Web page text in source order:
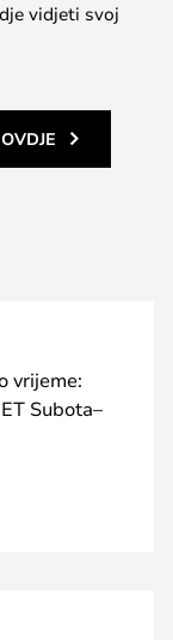
vidjeti svoj
vrijeme:
Subota–